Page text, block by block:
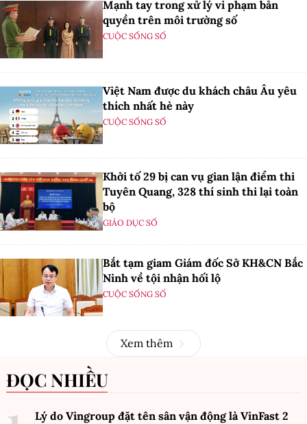
Mạnh tay trong xử lý vi phạm bản
quyền trên môi trường số
CUỘC SỐNG SỐ
Việt Nam được du khách châu Âu yêu
thích nhất hè này
CUỘC SỐNG SỐ
Khởi tố 29 bị can vụ gian lận điểm thi
Tuyên Quang, 328 thí sinh thi lại toàn
bộ
GIÁO DỤC SỐ
Bắt tạm giam Giám đốc Sở KH&CN Bắc
Ninh về tội nhận hối lộ
CUỘC SỐNG SỐ
Xem thêm
ĐỌC NHIỀU
Lý do Vingroup đặt tên sân vận động là VinFast 2